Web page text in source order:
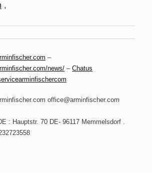
,
–
news/ – Chatus
office@arminfischer.com
: Hauptstr. 70 DE- 96117 Memmelsdorf .